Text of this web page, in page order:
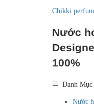
Chikki
Nước
100%
Danh Mục
Nước